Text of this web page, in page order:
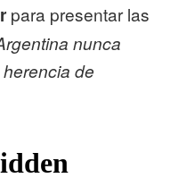
para presentar las
nunca
herencia de